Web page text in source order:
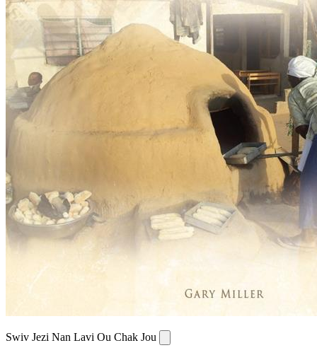
Swiv Jezi Nan Lavi Ou Chak Jou